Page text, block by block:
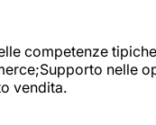
competenze
nelle
vendita.